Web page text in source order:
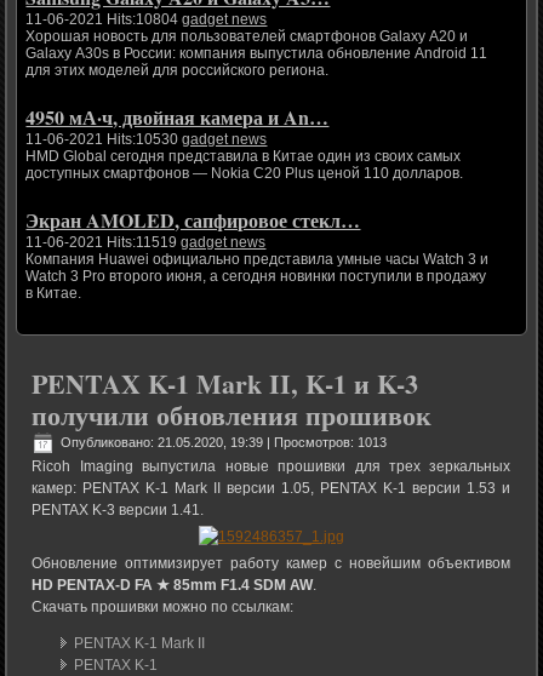
11-06-2021 Hits:10804gadget news
Хорошая новость для пользователей смартфонов Galaxy A20 и
Galaxy A30s в России: компания выпустила обновление Android 11
для этих моделей для российского региона.
4950 мА·ч, двойная камера и An…
11-06-2021 Hits:10530gadget news
HMD Global сегодня представила в Китае один из своих самых
доступных смартфонов — Nokia C20 Plus ценой 110 долларов.
Экран AMOLED, сапфировое стекл…
11-06-2021 Hits:11519gadget news
Компания Huawei официально представила умные часы Watch 3 и
Watch 3 Pro второго июня, а сегодня новинки поступили в продажу
в Китае.
PENTAX K-1 Mark II, K-1 и K-3
получили обновления прошивок
Опубликовано: 21.05.2020, 19:39 | Просмотров: 1013
Ricoh Imaging выпустила новые прошивки для трех зеркальных
камер: PENTAX K-1 Mark II версии 1.05, PENTAX K-1 версии 1.53 и
PENTAX K-3 версии 1.41.
Обновление оптимизирует работу камер с новейшим объективом
HD PENTAX-D FA ★ 85mm F1.4 SDM AW.
Скачать прошивки можно по ссылкам:
PENTAX K-1 Mark II
PENTAX K-1